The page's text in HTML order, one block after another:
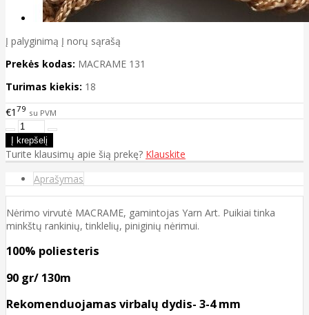
Į palyginimą Į norų sąrašą
Prekės kodas: MACRAME 131
Turimas kiekis: 18
€1 79 su PVM
Turite klausimų apie šią prekę? Klauskite
Aprašymas
Nėrimo virvutė MACRAME, gamintojas Yarn Art. Puikiai tinka
minkštų rankinių, tinklelių, piniginių nėrimui.
100% poliesteris
90 gr/ 130m
Rekomenduojamas virbalų dydis- 3-4 mm